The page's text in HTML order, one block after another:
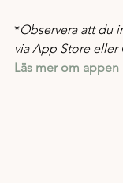
*Observera att du
via App Store eller
Läs mer om